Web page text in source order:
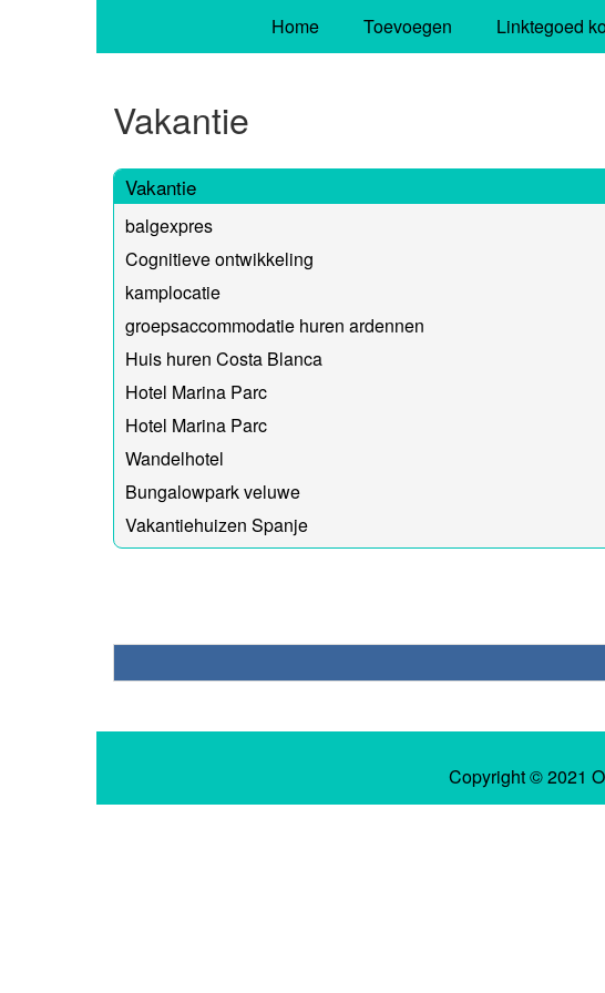
Home Toevoegen Linktegoed
Vakantie
Vakantie
balgexpres
Cognitieve ontwikkeling
kamplocatie
groepsaccommodatie huren ardennen
Huis huren Costa Blanca
Hotel Marina Parc
Hotel Marina Parc
Wandelhotel
Bungalowpark veluwe
Vakantiehuizen Spanje
Copyright © 2021